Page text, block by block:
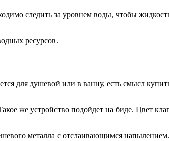
следить за уровнем воды, чтобы
ресурсов.
для душевой или в ванну, есть смысл
же устройство подойдет на биде. Цвет
металла с отслаивающимся напылением.